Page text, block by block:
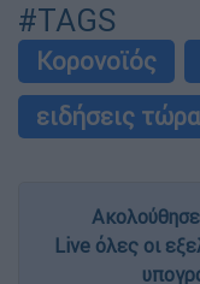
#TAGS
Κορονοϊός
ειδήσεις τώρα
Live όλες οι